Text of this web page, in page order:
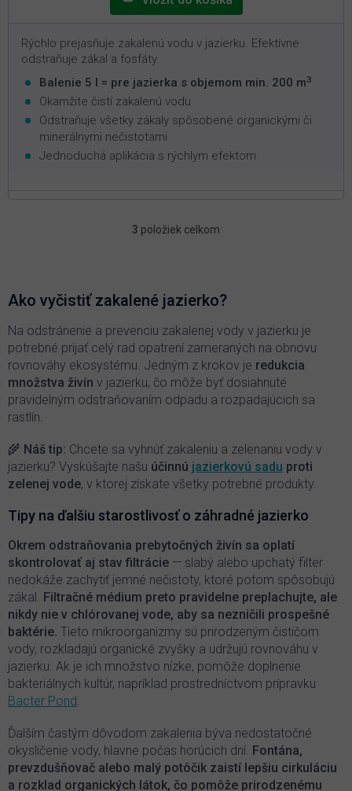
Rýchlo prejasňuje zakalenú vodu v jazierku. Efektívne
odstraňuje zákal a fosfáty.
Balenie 5 l = pre jazierka s objemom min. 200 m3
Okamžite čistí zakalenú vodu
Odstraňuje všetky zákaly spôsobené organickými či
minerálnymi nečistotami
Jednoduchá aplikácia s rýchlym efektom
O
d
a
c
i
e
p
r
v
v
ý
p
i
s
u
3 položiek celkom
Ako vyčistiť zakalené jazierko?
Na odstránenie a prevenciu zakalenej vody v jazierku je
potrebné prijať celý rad opatrení zameraných na obnovu
rovnováhy ekosystému. Jedným z krokov je redukcia
množstva živín v jazierku, čo môže byť dosiahnuté
pravidelným odstraňovaním odpadu a rozpadajúcich sa
rastlín.
🌾 Náš tip: Chcete sa vyhnúť zakaleniu a zelenaniu vody v
jazierku? Vyskúšajte našu účinnú jazierkovú sadu proti
zelenej vode, v ktorej získate všetky potrebné produkty.
Tipy na ďalšiu starostlivosť o záhradné jazierko
Okrem odstraňovania prebytočných živín sa oplatí
skontrolovať aj stav filtrácie — slabý alebo upchatý filter
nedokáže zachytiť jemné nečistoty, ktoré potom spôsobujú
zákal. Filtračné médium preto pravidelne preplachujte, ale
nikdy nie v chlórovanej vode, aby sa nezničili prospešné
baktérie. Tieto mikroorganizmy sú prirodzeným čističom
vody, rozkladajú organické zvyšky a udržujú rovnováhu v
jazierku. Ak je ich množstvo nízke, pomôže doplnenie
bakteriálnych kultúr, napríklad prostredníctvom prípravku
Bacter Pond.
Ďalším častým dôvodom zakalenia býva nedostatočné
okysličenie vody, hlavne počas horúcich dní. Fontána,
prevzdušňovač alebo malý potôčik zaistí lepšiu cirkuláciu
a rozklad organických látok, čo pomôže prirodzenému